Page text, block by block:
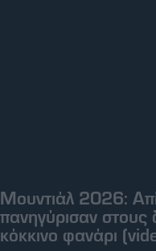
Μουντιάλ 2026:
πανηγύρισαν
κόκκινο φανάρι